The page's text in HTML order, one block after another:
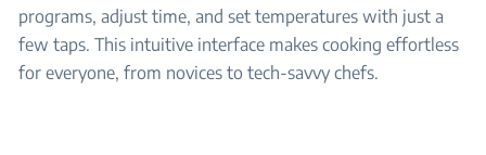
programs, adjust time, and set temperatures with just a
few taps. This intuitive interface makes cooking effortless
for everyone, from novices to tech-savvy chefs.